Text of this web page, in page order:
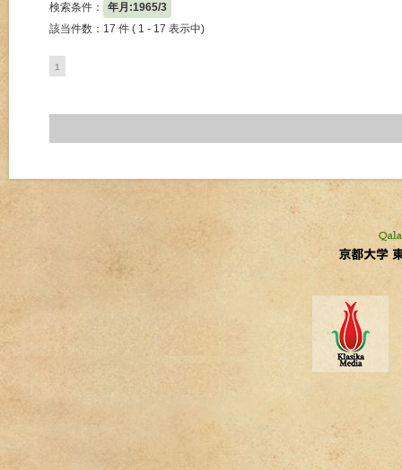
検索条件：
年月:1965/3
該当件数：17 件 ( 1 - 17 表示中)
1